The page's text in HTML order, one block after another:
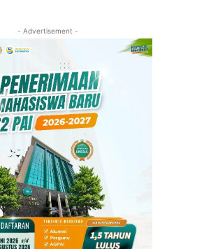
- Advertisement -